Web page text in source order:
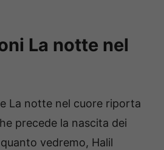
La notte nel
La notte nel cuore riporta
precede la nascita dei
vedremo, Halil